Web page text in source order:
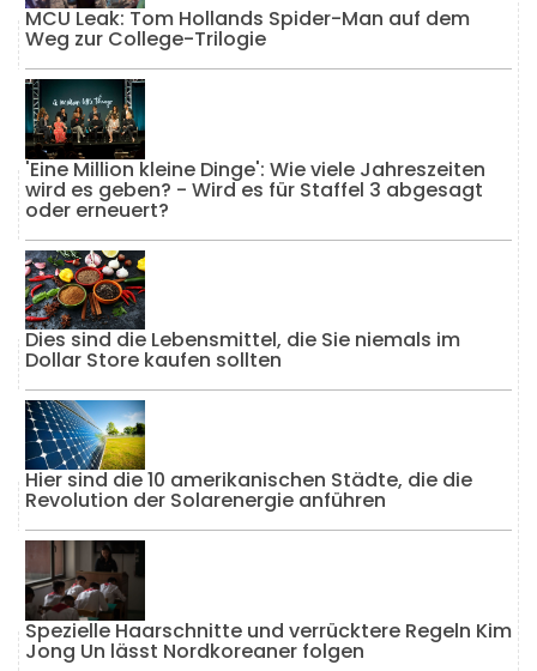
MCU Leak: Tom Hollands Spider-Man auf dem
Weg zur College-Trilogie
'Eine Million kleine Dinge': Wie viele Jahreszeiten
wird es geben? - Wird es für Staffel 3 abgesagt
oder erneuert?
Dies sind die Lebensmittel, die Sie niemals im
Dollar Store kaufen sollten
Hier sind die 10 amerikanischen Städte, die die
Revolution der Solarenergie anführen
Spezielle Haarschnitte und verrücktere Regeln Kim
Jong Un lässt Nordkoreaner folgen